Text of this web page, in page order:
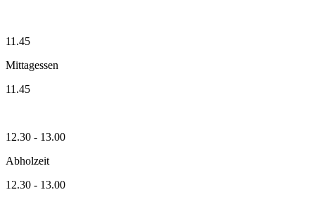
11.45
Mittagessen
11.45
12.30 - 13.00
Abholzeit
12.30 - 13.00